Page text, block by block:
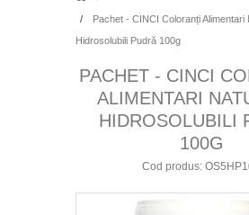
OFERTE SPECIALE
HIDROSOLUBILI - LICHIZI
COLORANȚI ALIMENTARI
HIDROSOLUBILI - PULBERE
COLORANȚI LIPOSOLUBILI
Pachet - CINCI Coloranți Alimentari
Hidrosolubili Pudră 100g
PACHET - CINCI
ALIMENTARI
HIDROSOLUBILI
100G
Cod produs: